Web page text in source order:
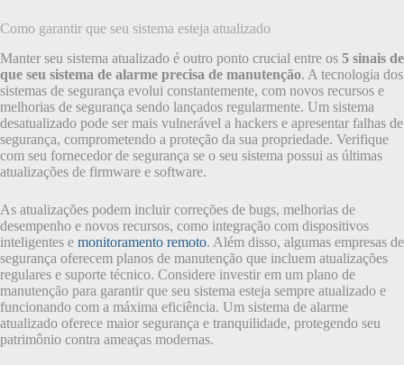
Como garantir que seu sistema esteja atualizado
Manter seu sistema atualizado é outro ponto crucial entre os 5 sinais de
que seu sistema de alarme precisa de manutenção. A tecnologia dos
sistemas de segurança evolui constantemente, com novos recursos e
melhorias de segurança sendo lançados regularmente. Um sistema
desatualizado pode ser mais vulnerável a hackers e apresentar falhas de
segurança, comprometendo a proteção da sua propriedade. Verifique
com seu fornecedor de segurança se o seu sistema possui as últimas
atualizações de firmware e software.
As atualizações podem incluir correções de bugs, melhorias de
desempenho e novos recursos, como integração com dispositivos
inteligentes e monitoramento remoto. Além disso, algumas empresas de
segurança oferecem planos de manutenção que incluem atualizações
regulares e suporte técnico. Considere investir em um plano de
manutenção para garantir que seu sistema esteja sempre atualizado e
funcionando com a máxima eficiência. Um sistema de alarme
atualizado oferece maior segurança e tranquilidade, protegendo seu
patrimônio contra ameaças modernas.